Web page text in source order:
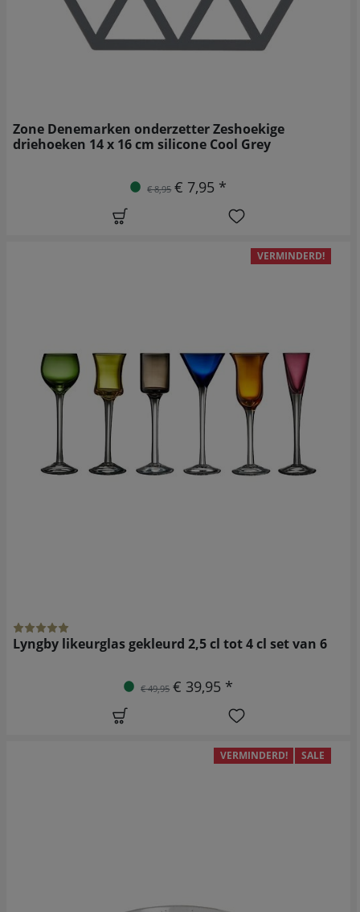
Zone Denemarken onderzetter Zeshoekige
driehoeken 14 x 16 cm silicone Cool Grey
€ 8,95 € 7,95 *
VERMINDERD!
Lyngby likeurglas gekleurd 2,5 cl tot 4 cl set van 6
€ 49,95 € 39,95 *
VERMINDERD! SALE